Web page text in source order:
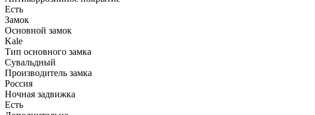
Есть
Замок
Основной замок
Kale
Тип основного замка
Сувальдный
Производитель замка
Россия
Ночная задвижка
Есть